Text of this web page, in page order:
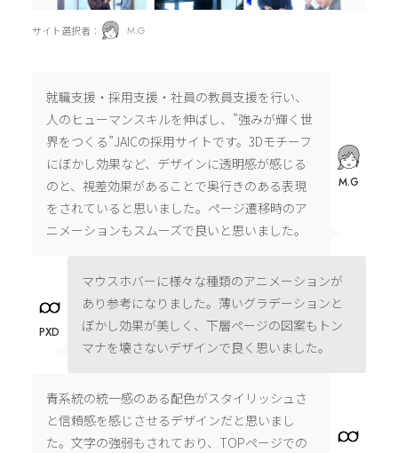
サイト選択者： M.G
就職支援・採用支援・社員の教員支援を行い、
人のヒューマンスキルを伸ばし、”強みが輝く世
界をつくる”JAICの採用サイトです。3Dモチーフ
にぼかし効果など、デザインに透明感が感じる
のと、視差効果があることで奥行きのある表現
をされていると思いました。ページ遷移時のア
ニメーションもスムーズで良いと思いました。
M.G
マウスホバーに様々な種類のアニメーションが
あり参考になりました。薄いグラデーションと
ぼかし効果が美しく、下層ページの図案もトン
マナを壊さないデザインで良く思いました。
PXD
青系統の統一感のある配色がスタイリッシュさ
と信頼感を感じさせるデザインだと思いまし
た。文字の強弱もされており、TOPページでの